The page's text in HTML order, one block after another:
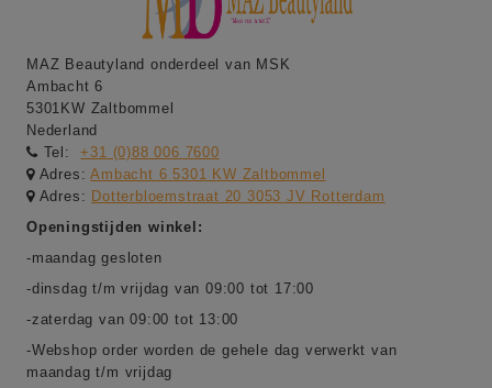
MAZ Beautyland onderdeel van MSK
Ambacht 6
5301KW Zaltbommel
Nederland
Tel:
+31 (0)88 006 7600
Adres:Ambacht 6 5301 KW Zaltbommel
Adres: Dotterbloemstraat 20 3053 JV Rotterdam
Openingstijden winkel:
-maandag gesloten
-dinsdag t/m vrijdag van 09:00 tot 17:00
-zaterdag van 09:00 tot 13:00
-Webshop order worden de gehele dag verwerkt van
maandag t/m vrijdag